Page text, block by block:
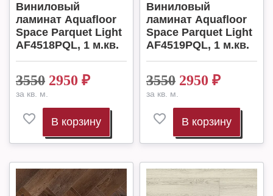
Виниловый
ламинат Aquafloor
Space Parquet Light
AF4518PQL, 1 м.кв.
3550 2950 ₽
за кв. м.
В корзину
Виниловый
ламинат Aquafloor
Space Parquet Light
AF4519PQL, 1 м.кв.
3550 2950 ₽
за кв. м.
В корзину